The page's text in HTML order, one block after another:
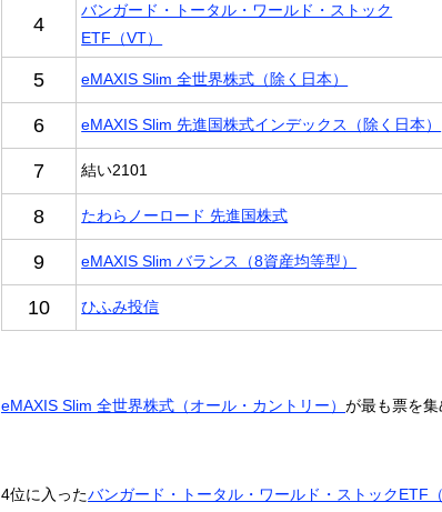
4
バンガード・トータル・ワールド・ストック
ETF（VT）
5 eMAXIS Slim 全世界株式（除く日本）
6 eMAXIS Slim 先進国株式インデックス（除く日本）
7 結い2101
8 たわらノーロード 先進国株式
9 eMAXIS Slim バランス（8資産均等型）
10 ひふみ投信
eMAXIS Slim 全世界株式（オール・カントリー） が最も票を集
4位に入ったバンガード・トータル・ワールド・ストックETF（